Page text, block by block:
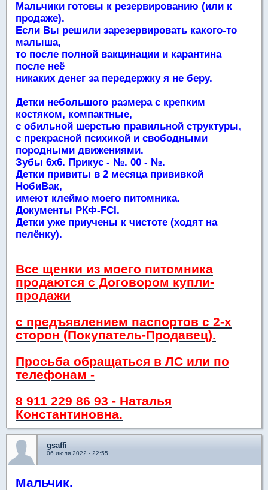
Мальчики готовы к резервированию (или к
продаже).
Если Вы решили зарезервировать какого-то
малыша,
то после полной вакцинации и карантина
после неё
никаких денег за передержку я не беру.
Детки небольшого размера с крепким
костяком, компактные,
с обильной шерстью правильной структуры,
с прекрасной психикой и свободными
породными движениями.
Зубы 6х6. Прикус - №. 00 - №.
Детки привиты в 2 месяца прививкой
НобиВак,
имеют клеймо моего питомника.
Документы РКФ-FCI.
Детки уже приучены к чистоте (ходят на
пелёнку).
Все щенки из моего питомника
продаются с Договором купли-
продажи
с предъявлением паспортов с 2-х
сторон (Покупатель-Продавец).
Просьба обращаться в ЛС или по
телефонам -
8 911 229 86 93 - Наталья
Константиновна.
gsaffi
06 июля 2022 - 22:55
Мальчик.